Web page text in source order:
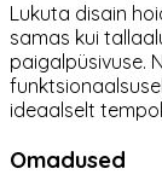
Lukuta disain
samas kui
paigalpüsivuse.
ideaalselt
Omadused